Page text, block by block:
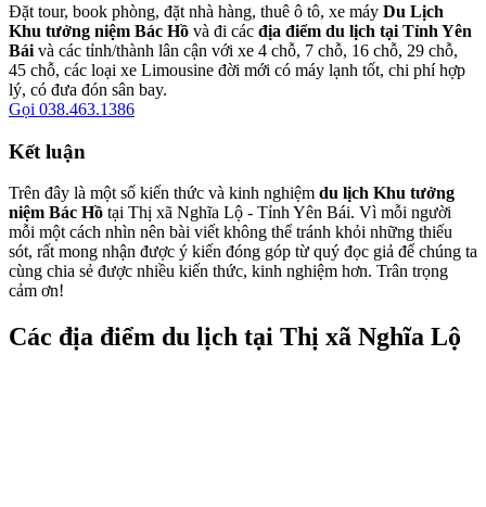
Đặt tour, book phòng, đặt nhà hàng, thuê ô tô, xe máy Du Lịch
Khu tưởng niệm Bác Hồ và đi các địa điểm du lịch tại Tỉnh Yên
Bái và các tỉnh/thành lân cận với xe 4 chỗ, 7 chỗ, 16 chỗ, 29 chỗ,
45 chỗ, các loại xe Limousine đời mới có máy lạnh tốt, chi phí hợp
lý, có đưa đón sân bay.
Gọi 038.463.1386
Kết luận
Trên đây là một số kiến thức và kinh nghiệm du lịch Khu tưởng
niệm Bác Hồ tại Thị xã Nghĩa Lộ - Tỉnh Yên Bái. Vì mỗi người
mỗi một cách nhìn nên bài viết không thể tránh khỏi những thiếu
sót, rất mong nhận được ý kiến đóng góp từ quý đọc giả để chúng ta
cùng chia sẻ được nhiều kiến thức, kinh nghiệm hơn. Trân trọng
cảm ơn!
Các địa điểm du lịch tại Thị xã Nghĩa Lộ